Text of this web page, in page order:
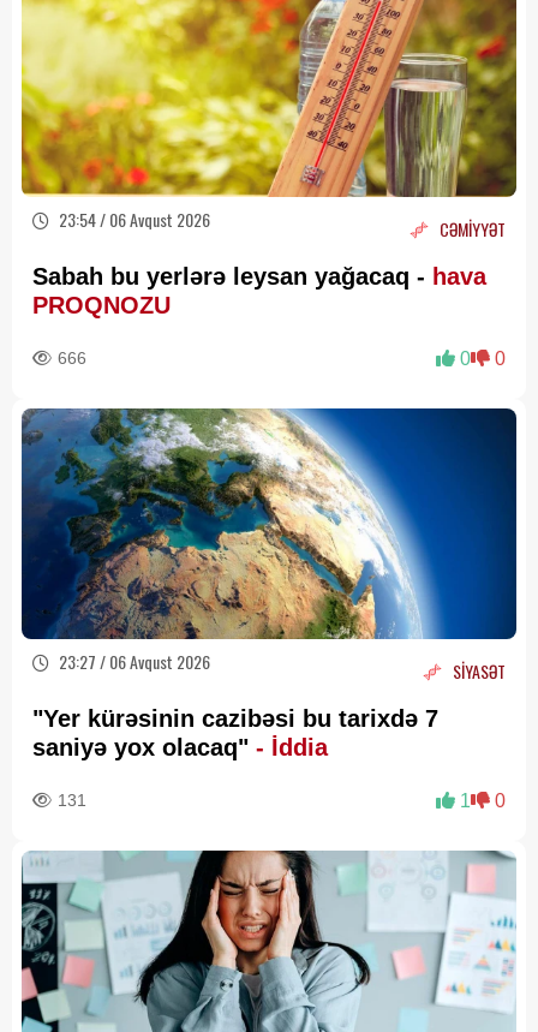
23:54 / 06 Avqust 2026 CƏMİYYƏT
Sabah bu yerlərə leysan yağacaq - hava
PROQNOZU
666 0 0
23:27 / 06 Avqust 2026 SİYASƏT
"Yer kürəsinin cazibəsi bu tarixdə 7
saniyə yox olacaq" - İddia
131 1 0